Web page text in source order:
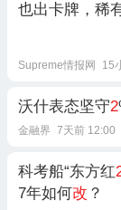
也出卡牌，稀
Supreme情报网 15
沃什表态坚守2
金融界 7天前 12:00
科考船“东方红
7年如何改 ？